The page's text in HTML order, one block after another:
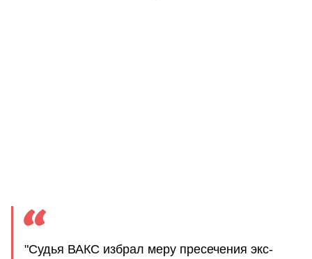
"Судья ВАКС избрал меру пресечения экс-